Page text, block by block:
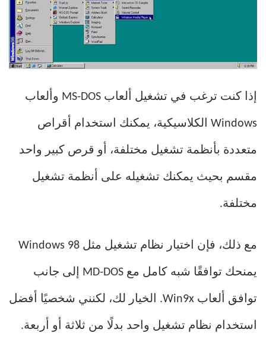
إذا كنت ترغب في تشغيل ألعاب MS-DOS وألعاب
Windows الكلاسيكية، يمكنك استخدام أقراص
متعددة بأنظمة تشغيل مختلفة، أو قرص كبير واحد
مقسم بحيث يمكنك تشغيله على أنظمة تشغيل
مختلفة.
مع ذلك، فإن اختيار نظام تشغيل مثل Windows 98
يمنحك توافقًا شبه كامل مع MD-DOS إلى جانب
توافق ألعاب Win9x. الخيار لك، لكنني شخصيًا أفضل
استخدام نظام تشغيل واحد بدلًا من ثلاثة أو أربعة.